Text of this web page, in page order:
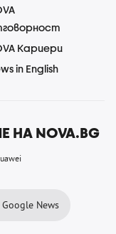
Кариери
in English
NOVA.BG
News